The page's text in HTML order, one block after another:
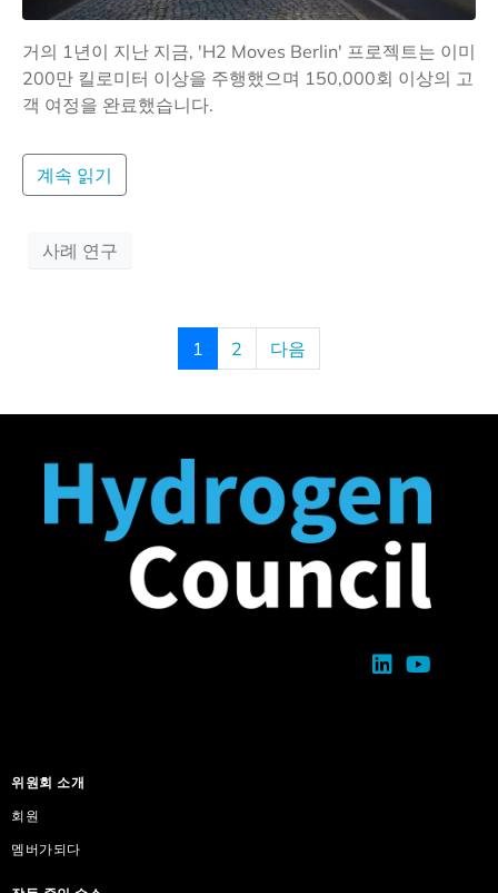
거의 1년이 지난 지금, 'H2 Moves Berlin' 프로젝트는 이미
200만 킬로미터 이상을 주행했으며 150,000회 이상의 고
객 여정을 완료했습니다.
계속 읽기
사례 연구
1 2 다음
위원회 소개
회원
멤버가되다